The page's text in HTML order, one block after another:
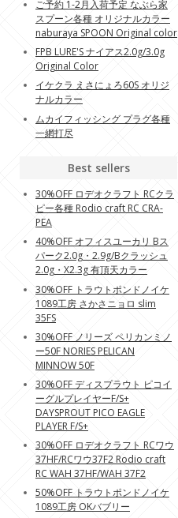
ご予約 1-2月入荷予定 なぶら家
スプーン各種 オリジナルカラー
naburaya SPOON Original color
FPB LURE'S ナイアス2.0g/3.0g
Original Color
イケクラ えさにょろ60S オリジ
ナルカラー
ムカイフィッシング プラグ各種
一網打尽
Best sellers
30%OFF ロデオクラフト RCクラ
ピー各種 Rodio craft RC CRA-
PEA
40%OFF オフィスユーカリ Bス
パーク2.0g・2.9g/Bクラッシュ
2.0g・X2.3g 有頂天カラー
30%OFF トラウトポンドノイケ
1089工房 さかさニョロ slim
35FS
30%OFF ノリーズ ペリカンミノ
ー50F NORIES PELICAN
MINNOW 50F
30%OFF ディスプラウト ピコイ
ーグルプレイヤーF/S+
DAYSPROUT PICO EAGLE
PLAYER F/S+
30%OFF ロデオクラフト RCワウ
37HF/RCワウ37F2 Rodio craft
RC WAH 37HF/WAH 37F2
50%OFF トラウトポンドノイケ
1089工房 OKバブリー